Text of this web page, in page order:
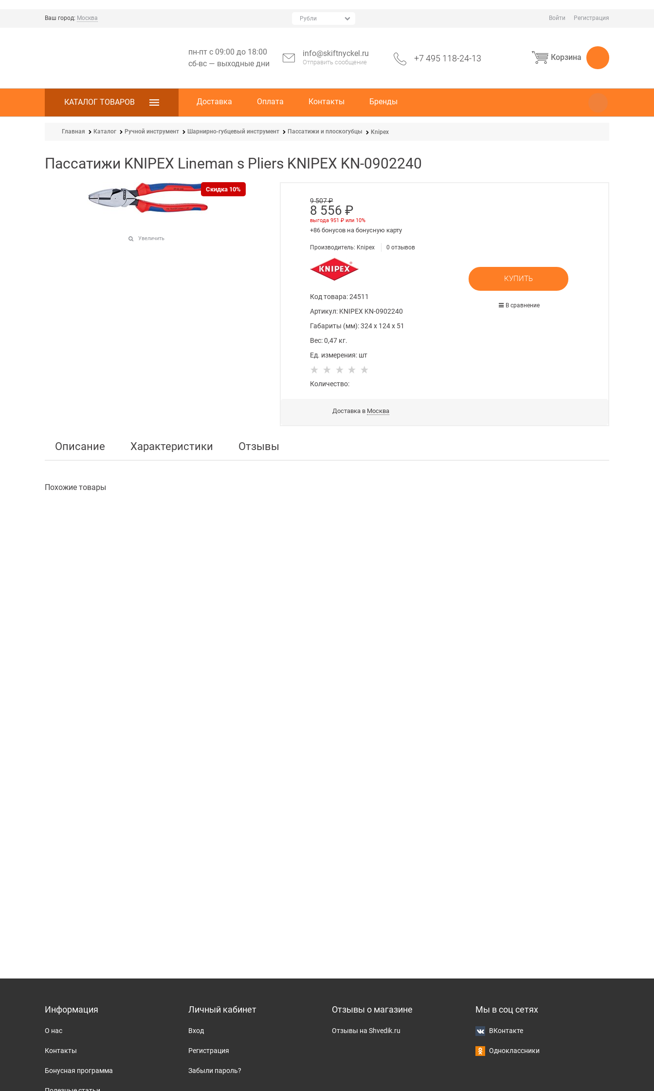
Ваш город: Москва Войти Регистрация
пн-пт с 09:00 до 18:00
сб-вс — выходные дни
info@skiftnyckel.ru
Отправить сообщение +7 495 118-24-13 Корзина
КАТАЛОГ ТОВАРОВ Доставка Оплата Контакты Бренды
Главная Каталог Ручной инструмент Шарнирно-губцевый инструмент Пассатижи и плоскогубцы Knipex
Пассатижи KNIPEX Lineman s Pliers KNIPEX KN-0902240
Скидка 10%
Увеличить
9 507 ₽
8 556 ₽
выгода951 ₽ или 10%
+86 бонусов на бонусную карту
Производитель: Knipex 0отзывов
Код товара: 24511
Артикул: KNIPEX KN-0902240
Габариты (мм): 324x 124x 51
Вес: 0,47 кг.
Ед. измерения: шт
Количество:
КУПИТЬ
В сравнение
Доставка в Москва
Описание Характеристики Отзывы
Похожие товары
Информация
О нас
Контакты
Бонусная программа
Личный кабинет
Вход
Регистрация
Забыли пароль?
Отзывы о магазине
Отзывы на Shvedik.ru
Мы в соц сетях
ВКонтакте
Одноклассники